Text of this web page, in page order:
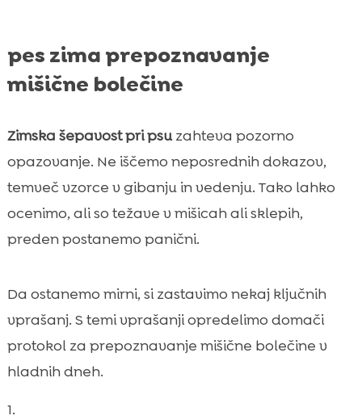
pes zima prepoznavanje
mišične bolečine
Zimska šepavost pri psuzahteva pozorno
opazovanje. Ne iščemo neposrednih dokazov,
temveč vzorce v gibanju in vedenju. Tako lahko
ocenimo, ali so težave v mišicah ali sklepih,
preden postanemo panični.
Da ostanemo mirni, si zastavimo nekaj ključnih
vprašanj. S temi vprašanji opredelimo domači
protokol za prepoznavanje mišične bolečine v
hladnih dneh.